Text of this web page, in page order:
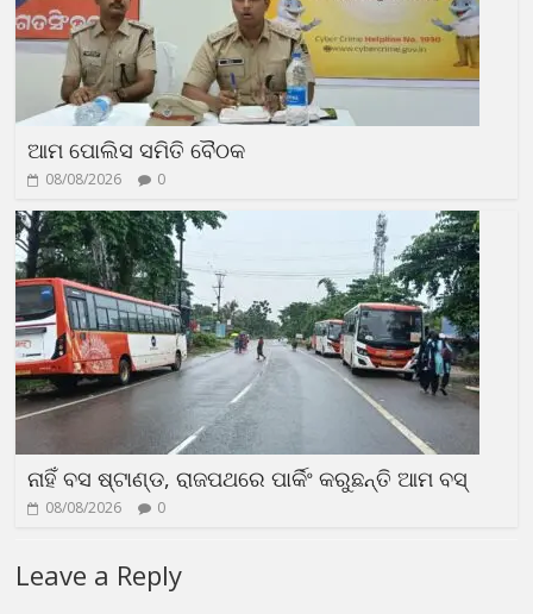
ଆମ ପୋଲିସ ସମିତି ବୈଠକ
08/08/2026 0
ନାହିଁ ବସ ଷ୍ଟାଣ୍ଡ, ରାଜପଥରେ ପାର୍କିଂ କରୁଛନ୍ତି ଆମ ବସ୍
08/08/2026 0
Leave a Reply